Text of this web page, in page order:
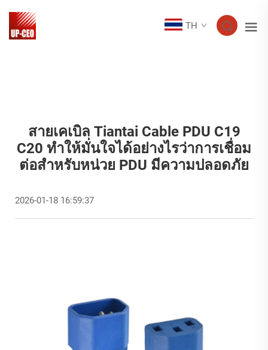
TH
สายเคเบิล Tiantai Cable PDU C19
C20 ทำให้มั่นใจได้อย่างไรว่าการเชื่อม
ต่อสำหรับหน่วย PDU มีความปลอดภัย
2026-01-18 16:59:37